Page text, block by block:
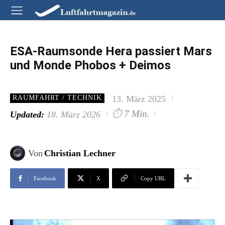
ESA-Raumsonde Hera passiert Mars
und Monde Phobos + Deimos
RAUMFAHRT / TECHNIK
13. März 2025
Updated: 18. März 2026 ⏱ 7 Min.
VonChristian Lechner
Facebook X Copy URL